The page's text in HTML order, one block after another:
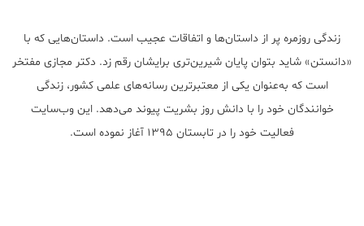
زندگی روزمره پر از داستان‌ها و اتفاقات عجیب است. داستان‌هایی که با
«دانستن» شاید بتوان پایان شیرین‌تری برایشان رقم زد. دکتر مجازی مفتخر
است که به‌عنوان یکی از معتبر‌ترین رسانه‌های علمی کشور، زندگی
خوانندگان خود را با دانش روز بشریت پیوند می‌دهد. این وب‌سایت
فعالیت خود را در تابستان ۱۳۹۵ آغاز نموده است.